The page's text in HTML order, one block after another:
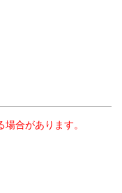
合があります。